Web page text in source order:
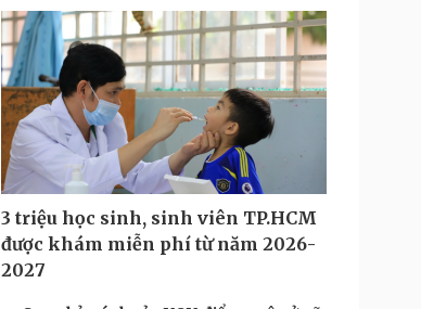
3 triệu học sinh, sinh viên TP.HCM
được khám miễn phí từ năm 2026-
2027